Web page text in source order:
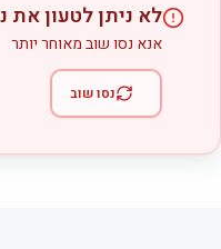
לא ניתן לטעון את
אנא נסו שוב מאוחר יותר
נסו שוב